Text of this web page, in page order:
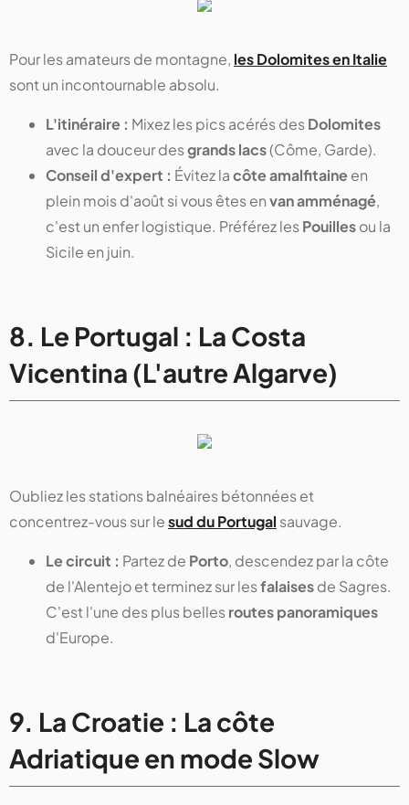
Pour les amateurs de montagne, les Dolomites en Italie
sont un incontournable absolu.
L'itinéraire : Mixez les pics acérés desDolomites
avec la douceur desgrands lacs(Côme, Garde).
Conseil d'expert : Évitez lacôte amalfitaineen
plein mois d'août si vous êtes envan amménagé,
c'est un enfer logistique. Préférez lesPouillesou la
Sicile en juin.
8. Le Portugal : La Costa
Vicentina (L'autre Algarve)
Oubliez les stations balnéaires bétonnées et
concentrez-vous sur lesud du Portugal sauvage.
Le circuit : Partez de Porto, descendez par la côte
de l'Alentejo et terminez sur lesfalaisesde Sagres.
C'est l'une des plus bellesroutes panoramiques
d'Europe.
9. La Croatie : La côte
Adriatique en mode Slow